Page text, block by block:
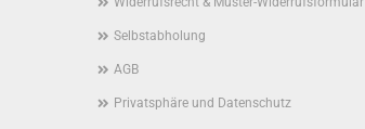
Selbstabholung
AGB
Privatsphäre und Datenschutz